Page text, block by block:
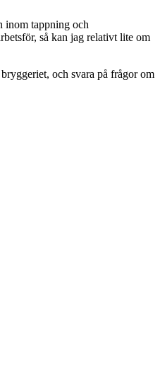
inom tappning och
så kan jag relativt lite om
och svara på frågor om